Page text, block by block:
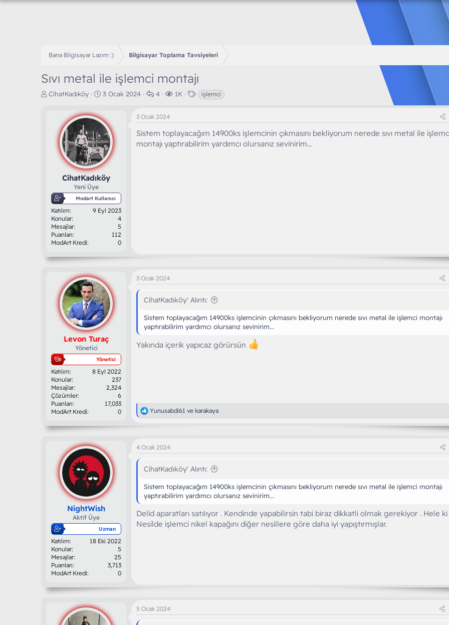
Bana Bilgisayar Lazım :) Bilgisayar Toplama Tavsiyeleri
Sıvı metal ile işlemci montajı
K
a
n
CihatKadıköy
B
l
a
n
g
ı
ç
t
a
r
i
h
3 Ocak 2024
C
a
l
a
4
G
n
t
ü
1K
E
e
t
l
işlemci
CihatKadıköy
Yeni Üye
Modart Kullanıcı
Katılım
9 Eyl 2023
Konular
4
Mesajlar
5
Puanları
112
ModArt Kredi
0
3 Ocak 2024
Sistem toplayacağım 14900ks işlemcinin çıkmasını bekliyorum nerede sıvı metal ile
montajı yaptırabilirim yardımcı olursanız sevinirim...
Levon Turaç
Yönetici
Yönetici
Katılım
8 Eyl 2022
Konular
237
Mesajlar
2,324
Çözümler
6
Puanları
17,033
ModArt Kredi
0
3 Ocak 2024
CihatKadıköy' Alıntı:
Sistem toplayacağım 14900ks işlemcinin çıkmasını bekliyorum nerede sıvı metal ile işlemci montajı
yaptırabilirim yardımcı olursanız sevinirim...
Yakında içerik yapıcaz görürsün
T
e
l
r
Yunusabdi61 ve karakaya
NightWish
Aktif Üye
Uzman
Katılım
18 Eki 2022
Konular
5
Mesajlar
25
Puanları
3,713
ModArt Kredi
0
4 Ocak 2024
CihatKadıköy' Alıntı:
Sistem toplayacağım 14900ks işlemcinin çıkmasını bekliyorum nerede sıvı metal ile işlemci montajı
yaptırabilirim yardımcı olursanız sevinirim...
Delid aparatları satılıyor . Kendinde yapabilirsin tabi biraz dikkatli olmak gerekiyor . Hele ki
Nesilde işlemci nikel kapağını diğer nesillere göre daha iyi yapıştırmışlar.
5 Ocak 2024